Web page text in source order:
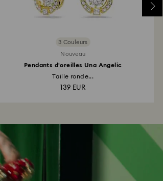
3 Couleurs
Nouveau
Pendants d'oreilles Una Angelic
Taille ronde...
139 EUR